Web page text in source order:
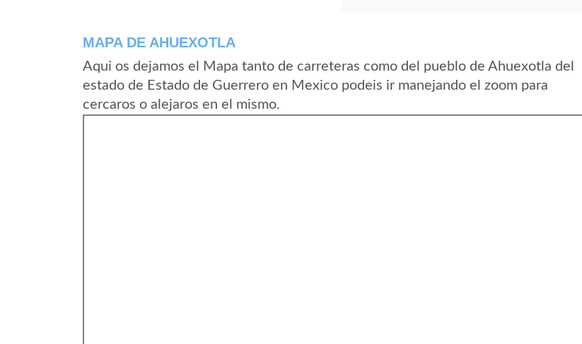
MAPA DE AHUEXOTLA
Aqui os dejamos el Mapa tanto de carreteras como del pueblo de Ahuexotla del
estado de Estado de Guerrero en Mexico podeis ir manejando el zoom para
cercaros o alejaros en el mismo.